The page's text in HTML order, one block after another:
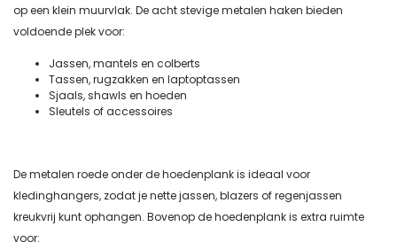
op een klein muurvlak. De acht stevige metalen haken bieden
voldoende plek voor:
Jassen, mantels en colberts
Tassen, rugzakken en laptoptassen
Sjaals, shawls en hoeden
Sleutels of accessoires
De metalen roede onder de hoedenplank is ideaal voor
kledinghangers, zodat je nette jassen, blazers of regenjassen
kreukvrij kunt ophangen. Bovenop de hoedenplank is extra ruimte
voor: